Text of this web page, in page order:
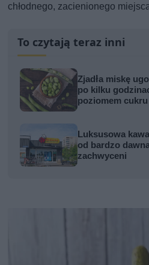
chłodnego, zacienionego
To czytają teraz inni
Zjadła miskę
po kilku
poziomem
Luksusowa
od bardzo
zachwyceni